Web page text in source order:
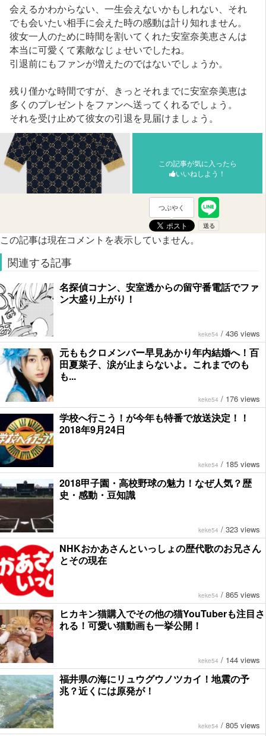
会えるかわからない、一生会えないかもしれない、それ
でも会いたい相手に会えた時の感動は計り知れません。
彼女一人のために時間を割いてくれた安室奈美恵さんは
本当に可愛くて素敵なじょせいでしたね。
引退前にもファンが増えたのではないでしょうか。
残り僅かな時間ですが、きっとそれまでに安室奈美恵は
多くのプレゼントをファンへ送ってくれるでしょう。
それを受け止めて彼女の引退を見届けましょう。
この記事が気に入ったら
いいねしよう！
つぶやく
この記事は現在コメントを表示していません。
関連する記事
名探偵コナン、安室透からの留守番電話でファ
ン大盛り上がり！
keke54 / 436 views
元ももクロメンバー早見あかり年内結婚へ！百
田夏菜子、涙が止まらないよ。これまでのも
も...
keke54 / 176 views
学校へ行こう！が今年も特番で放送決定！！
2018年9月24日
keke54 / 185 views
2018甲子園・高校野球の魅力！なぜ人気？歴
史・感動・豆知識
keke54 / 323 views
NHKおかあさんといっしょの歴代歌のお兄さん
とその現在
keke54 / 865 views
ヒカキン猫購入でその他の猫YouTuberも注目さ
れる！可愛い猫動画も一挙公開！
keke54 / 144 views
福井県の海にリュウグウノツカイ！地震の予
兆？近くには原発が！
keke54 / 805 views